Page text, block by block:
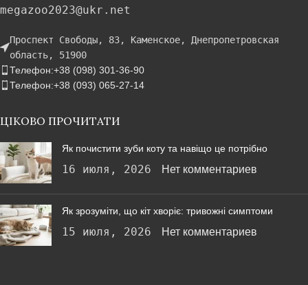
megazoo2023@ukr.net
Проспект Свободы, 83, Каменское, Днепропетровская
область, 51900
Телефон:+38 (098) 301-36-90
Телефон:+38 (093) 065-27-14
ЦІКОВО ПРОЧИТАТИ
Як почистити зуби коту та навіщо це потрібно
16 июля, 2026 Нет комментариев
Як зрозуміти, що кіт хворіє: тривожні симптоми
15 июля, 2026 Нет комментариев